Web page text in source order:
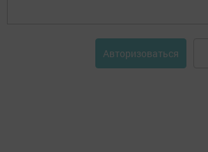
Авторизоваться